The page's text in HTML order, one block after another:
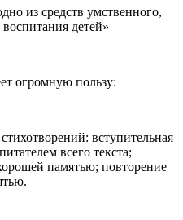
из средств умственного,
детей»
огромную пользу:
вступительная
всего текста;
памятью; повторение